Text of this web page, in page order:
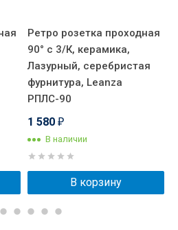
Ретро розетка проходная
90° с 3/К, керамика,
Лазурный, серебристая
фурнитура, Leanza
РПЛС-90
1 580 ₽
В наличии
В корзину